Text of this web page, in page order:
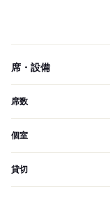
席・設備
席数
個室
貸切